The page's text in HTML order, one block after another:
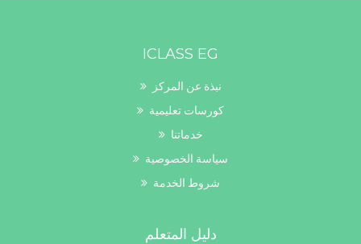
ICLASS EG
نبذة عن المركز
كورسات تعليمية
خدماتنا
سياسة الخصوصية
شروط الخدمة
دليل المتعلم